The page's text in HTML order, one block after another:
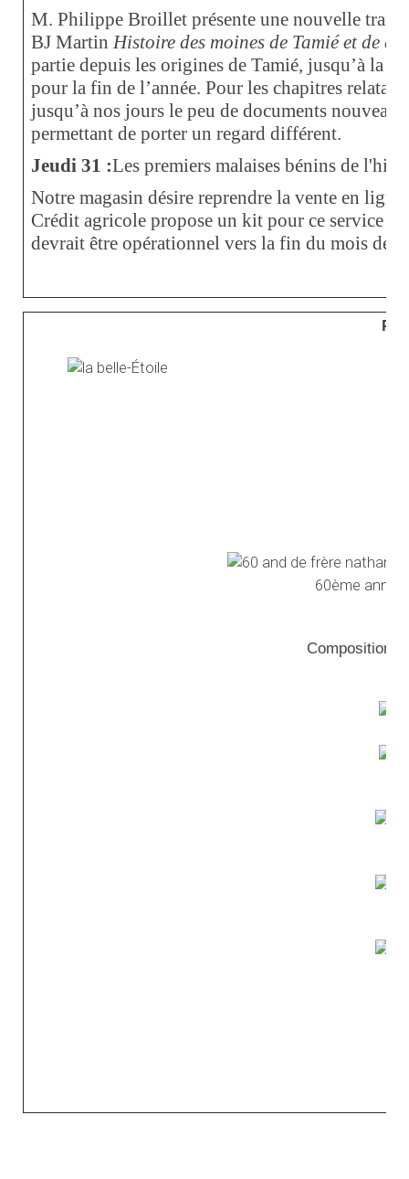
M. Philippe Broillet présente une nouvelle
BJ Martin Histoire des moines de Tamié et de
partie depuis les origines de Tamié, jusqu’à la
pour la fin de l’année. Pour les chapitres
jusqu’à nos jours le peu de documents
permettant de porter un regard différent.
Jeudi 31 :Les premiers malaises bénins de
Notre magasin désire reprendre la vente en
Crédit agricole propose un kit pour ce service
devrait être opérationnel vers la fin du mois de
60ème
Compositions